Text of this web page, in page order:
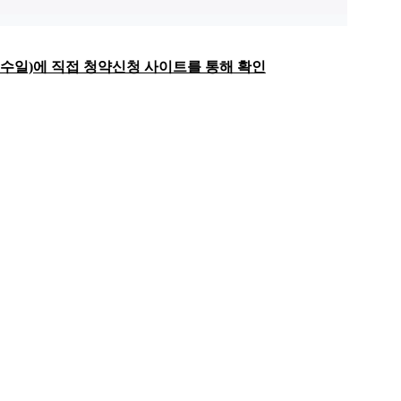
일)에 직접 청약신청 사이트를 통해 확인